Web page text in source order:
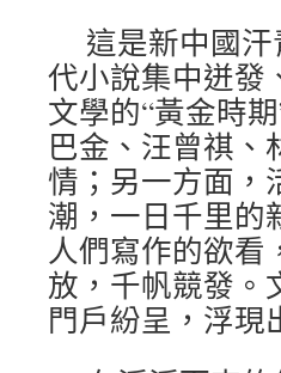
這是新中國
代小說集中迸發
文學的“黃金時
巴金、汪曾祺、
情；另一方面，
潮，一日千里的
人們寫作的欲看
放，千帆競發。
門戶紛呈，浮現